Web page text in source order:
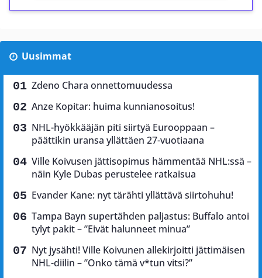
Uusimmat
Zdeno Chara onnettomuudessa
Anze Kopitar: huima kunnianosoitus!
NHL-hyökkääjän piti siirtyä Eurooppaan –
päättikin uransa yllättäen 27-vuotiaana
Ville Koivusen jättisopimus hämmentää NHL:ssä –
näin Kyle Dubas perustelee ratkaisua
Evander Kane: nyt tärähti yllättävä siirtohuhu!
Tampa Bayn supertähden paljastus: Buffalo antoi
tylyt pakit – ”Eivät halunneet minua”
Nyt jysähti! Ville Koivunen allekirjoitti jättimäisen
NHL-diilin – ”Onko tämä v*tun vitsi?”